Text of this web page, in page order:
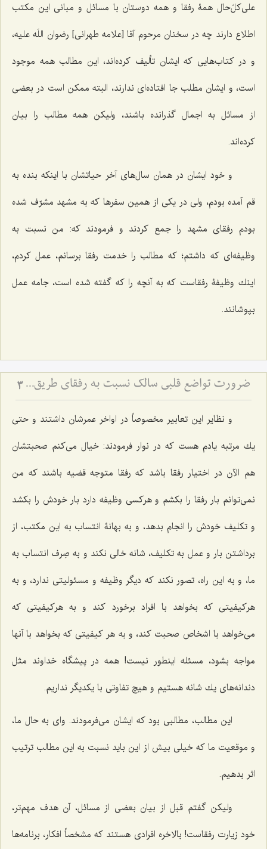
علی‌كلّ‌حال همۀ رفقا و همه دوستان با مسائل و مبانی این مكتب
اطلاع دارند چه در سخنان مرحوم آقا [علامه طهرانی] رضوان اللَه علیه،
و در كتاب‌هایی كه ایشان تألیف كرده‌اند، این مطالب همه موجود
است، و ایشان مطلب جا افتاده‌ای ندارند، البته ممكن است در بعضی
از مسائل به اجمال گذرانده باشند، ولیكن همه مطالب را بیان
كرده‌اند.
و خود ایشان در همان سال‌های آخر حیاتشان با اینكه بنده به
قم آمده بودم، ولی در یكی از همین سفرها كه به مشهد مشرّف شده
بودم رفقای مشهد را جمع كردند و فرمودند كه: من نسبت به
وظیفه‌ای كه داشتم؛ كه مطالب را خدمت رفقا برسانم، عمل كردم،
اینك وظیفۀ رفقاست كه به آنچه را كه گفته شده است، جامه عمل
بپوشانند.
ضرورت تواضع قلبی سالک نسبت به رفقای طریق - ملاک رشد معنوی در نگاه به دیگران 3
و نظایر این تعابیر مخصوصاً در اواخر عمرشان داشتند و حتی
یك مرتبه یادم هست كه در نوار فرمودند: خیال می‌كنم صحبتشان
هم الآن در اختیار رفقا باشد كه رفقا متوجه قضیه باشند كه من
نمی‌توانم بار رفقا را بكشم و هركسی وظیفه دارد بار خودش را بكشد
و تكلیف خودش را انجام بدهد، و به بهانۀ انتساب به این مكتب، از
برداشتن بار و عمل به تكلیف، شانه خالی نكند و به صِرف انتساب به‌
ما، و به این راه، تصور نكند كه دیگر وظیفه و مسئولیتی ندارد، و به
هركیفیتی كه بخواهد با افراد برخورد كند و به هركیفیتی كه
می‌خواهد با اشخاص صحبت كند، و به هر كیفیتی كه بخواهد با آنها
مواجه بشود، مسئله اینطور نیست! همه در پیشگاه خداوند مثل
دندانه‌های یك شانه هستیم و هیچ تفاوتی با یكدیگر نداریم.
این مطالب، مطالبی بود كه ایشان می‌فرمودند. وای به حال ما،
و موقعیت ما كه خیلی بیش از این باید نسبت به این مطالب ترتیب
اثر بدهیم.
ولیكن گفتم قبل از بیان بعضی از مسائل، آن هدف مهم‌تر،
خود زیارت رفقاست! بالاخره افرادی هستند كه مشخصاً افكار، برنامه‌ها